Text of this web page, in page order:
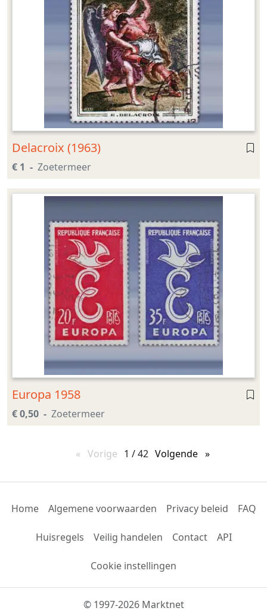
Delacroix (1963)
€ 1 Zoetermeer
Europa 1958
€ 0,50 Zoetermeer
Vorige pagina
1 / 42 Volgende pagina
Home Algemene voorwaarden Privacy beleid FAQ
Huisregels Veilig handelen Contact API
Cookie instellingen
© 1997-2026 Marktnet